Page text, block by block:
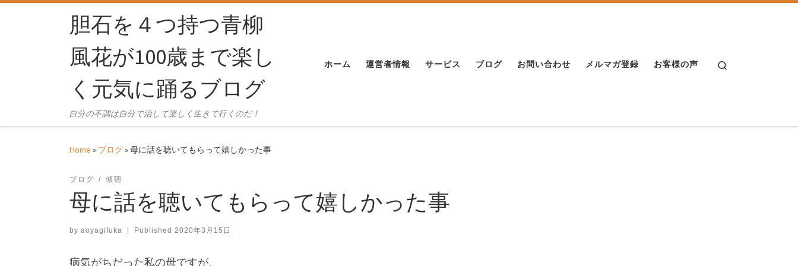
Skip to content胆石を４つ持つ青柳
風花が100歳まで楽し
く元気に踊るブログ
自分の不調は自分で治して楽しく生きて行くのだ！
ホーム 運営者情報 サービス ブログ お問い合わせ メルマガ登録 お客様の声
Home » ブログ»母に話を聴いてもらって嬉しかった事
ブログ 傾聴
母に話を聴いてもらって嬉しかった事
by aoyagifuka Published 2020年3月15日
病気がちだった私の母ですが、